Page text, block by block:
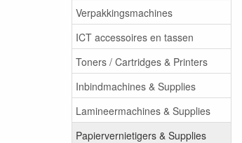
Verpakkingsmachines
ICT accessoires en tassen
Toners / Cartridges & Printers
Inbindmachines & Supplies
Lamineermachines & Supplies
Papiervernietigers & Supplies